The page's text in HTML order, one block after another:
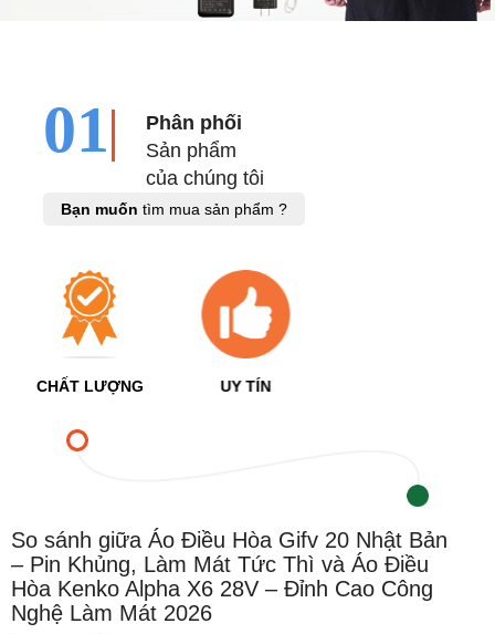
01
Phân phối
Sản phẩm
của chúng tôi
Bạn muốn tìm mua sản phẩm ?
CHẤT LƯỢNG UY TÍN
So sánh giữa Áo Điều Hòa Gifv 20 Nhật Bản
– Pin Khủng, Làm Mát Tức Thì và Áo Điều
Hòa Kenko Alpha X6 28V – Đỉnh Cao Công
Nghệ Làm Mát 2026